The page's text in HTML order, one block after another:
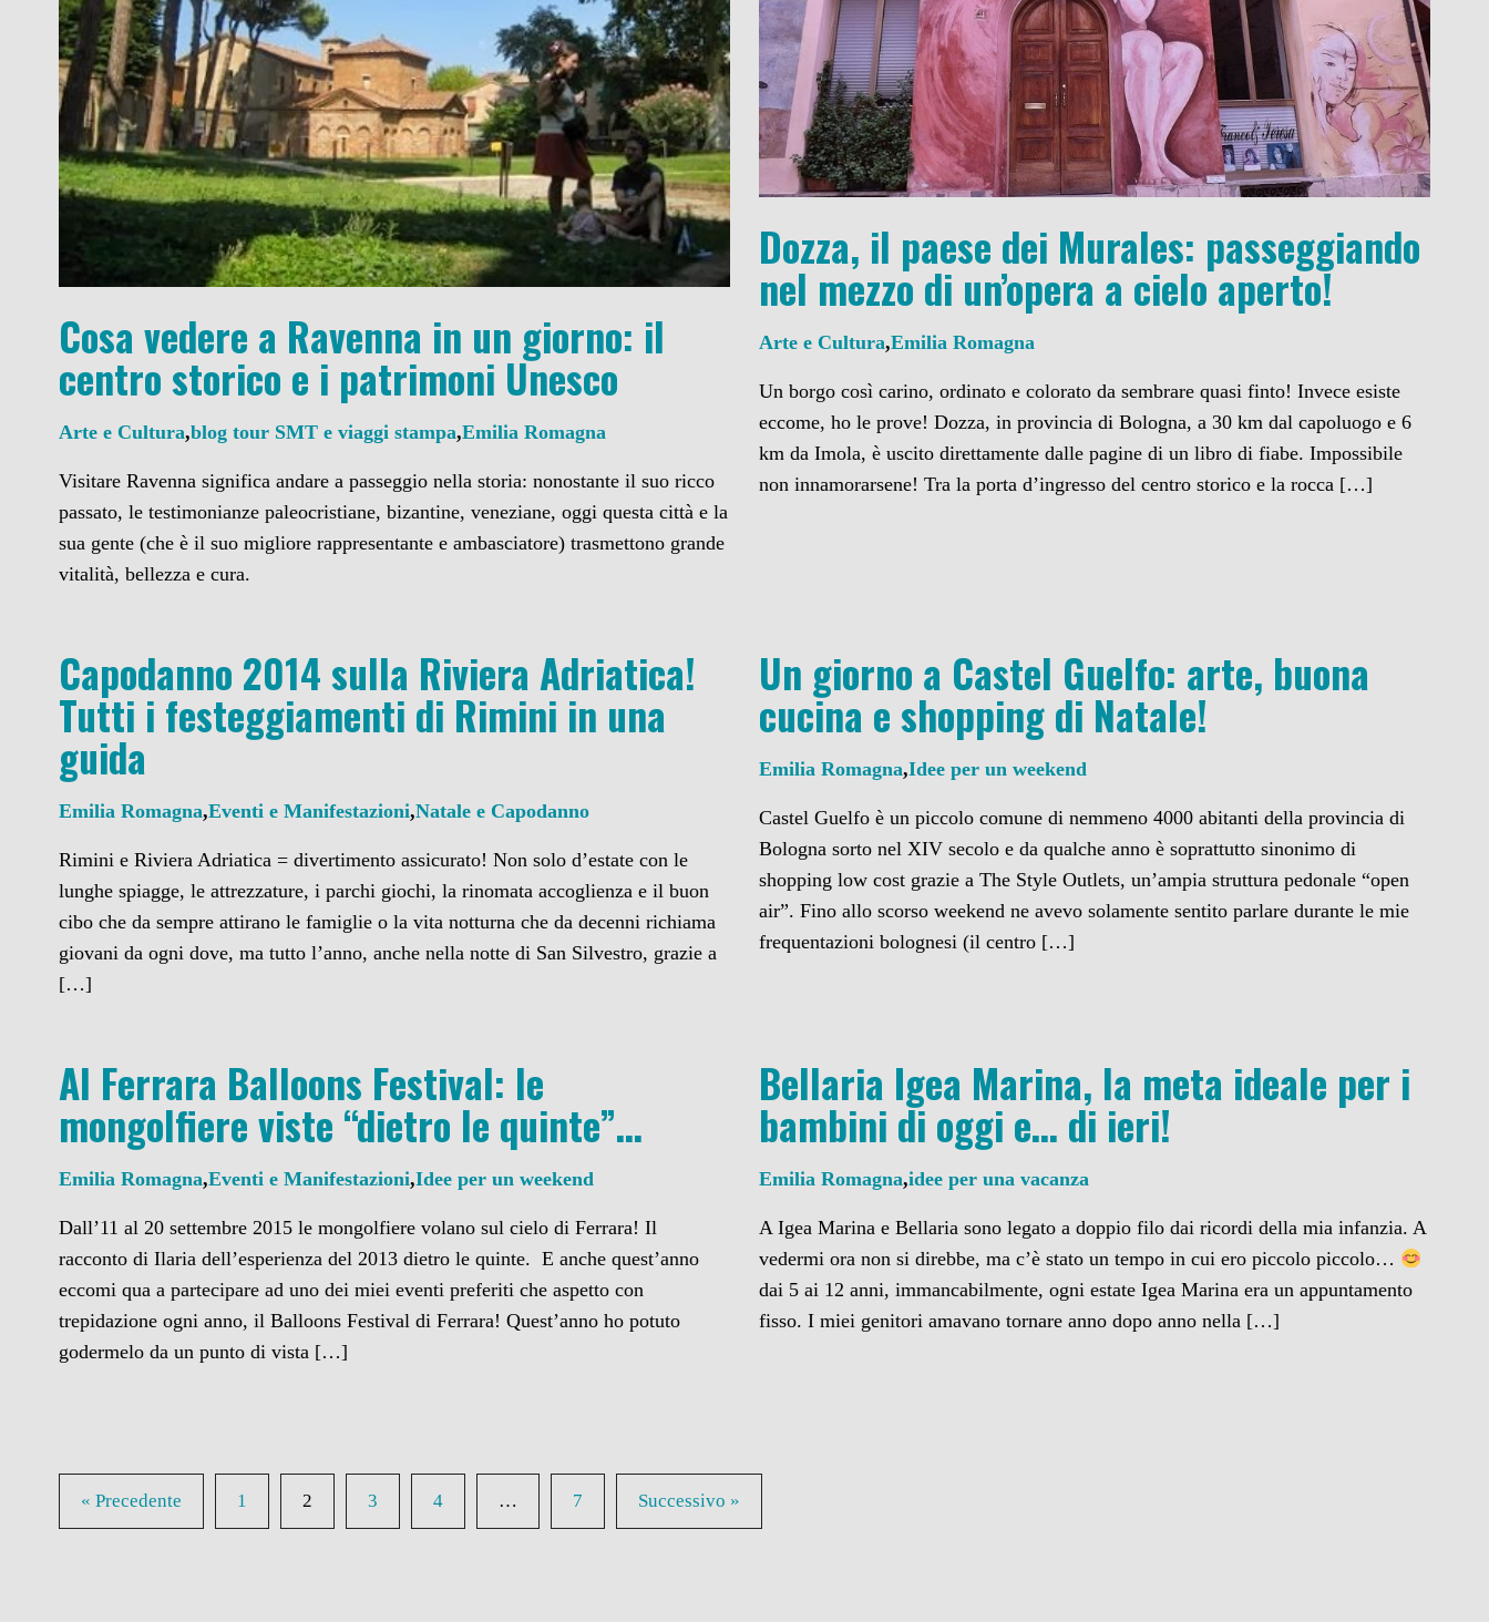
Cosa vedere a Ravenna in un giorno: il
centro storico e i patrimoni Unesco
Arte e Cultura,blog tour SMT e viaggi stampa,Emilia Romagna
Visitare Ravenna significa andare a passeggio nella storia: nonostante il suo ricco
passato, le testimonianze paleocristiane, bizantine, veneziane, oggi questa città e la
sua gente (che è il suo migliore rappresentante e ambasciatore) trasmettono grande
vitalità, bellezza e cura.
Dozza, il paese dei Murales: passeggiando
nel mezzo di un’opera a cielo aperto!
Arte e Cultura,Emilia Romagna
Un borgo così carino, ordinato e colorato da sembrare quasi finto! Invece esiste
eccome, ho le prove! Dozza, in provincia di Bologna, a 30 km dal capoluogo e 6
km da Imola, è uscito direttamente dalle pagine di un libro di fiabe. Impossibile
non innamorarsene! Tra la porta d’ingresso del centro storico e la rocca […]
Capodanno 2014 sulla Riviera Adriatica!
Tutti i festeggiamenti di Rimini in una
guida
Emilia Romagna,Eventi e Manifestazioni,Natale e Capodanno
Rimini e Riviera Adriatica = divertimento assicurato! Non solo d’estate con le
lunghe spiagge, le attrezzature, i parchi giochi, la rinomata accoglienza e il buon
cibo che da sempre attirano le famiglie o la vita notturna che da decenni richiama
giovani da ogni dove, ma tutto l’anno, anche nella notte di San Silvestro, grazie a
[…]
Un giorno a Castel Guelfo: arte, buona
cucina e shopping di Natale!
Emilia Romagna,Idee per un weekend
Castel Guelfo è un piccolo comune di nemmeno 4000 abitanti della provincia di
Bologna sorto nel XIV secolo e da qualche anno è soprattutto sinonimo di
shopping low cost grazie a The Style Outlets, un’ampia struttura pedonale “open
air”. Fino allo scorso weekend ne avevo solamente sentito parlare durante le mie
frequentazioni bolognesi (il centro […]
Al Ferrara Balloons Festival: le
mongolfiere viste “dietro le quinte”…
Emilia Romagna,Eventi e Manifestazioni,Idee per un weekend
Dall’11 al 20 settembre 2015 le mongolfiere volano sul cielo di Ferrara! Il
racconto di Ilaria dell’esperienza del 2013 dietro le quinte. E anche quest’anno
eccomi qua a partecipare ad uno dei miei eventi preferiti che aspetto con
trepidazione ogni anno, il Balloons Festival di Ferrara! Quest’anno ho potuto
godermelo da un punto di vista […]
Bellaria Igea Marina, la meta ideale per i
bambini di oggi e… di ieri!
Emilia Romagna,idee per una vacanza
A Igea Marina e Bellaria sono legato a doppio filo dai ricordi della mia infanzia. A
vedermi ora non si direbbe, ma c’è stato un tempo in cui ero piccolo piccolo…
dai 5 ai 12 anni, immancabilmente, ogni estate Igea Marina era un appuntamento
fisso. I miei genitori amavano tornare anno dopo anno nella […]
« Precedente 1 2 3 4 … 7 Successivo »